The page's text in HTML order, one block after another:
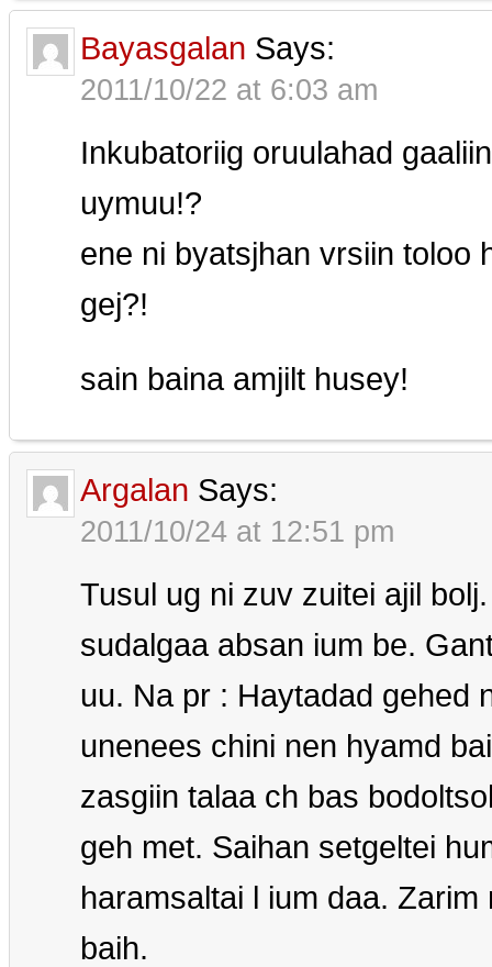
Bayasgalan Says:
2011/10/22 at 6:03 am
Inkubatoriig oruulahad
uymuu!?
ene ni byatsjhan vrsiin toloo
gej?!
sain baina amjilt husey!
Argalan Says:
2011/10/24 at 12:51 pm
Tusul ug ni zuv zuitei ajil
sudalgaa absan ium be.
uu. Na pr : Haytadad gehed
unenees chini nen hyamd
zasgiin talaa ch bas
geh met. Saihan setgeltei
haramsaltai l ium daa.
baih.